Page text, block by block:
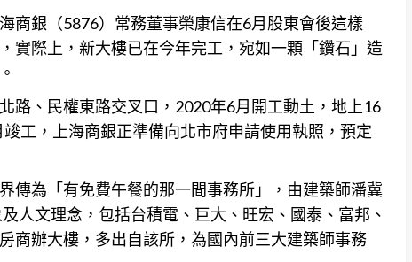
商銀（5876）常務董事榮康信在6月股東會後這樣
實際上，新大樓已在今年完工，宛如一顆「鑽石」造
路、民權東路交叉口，2020年6月開工動土，地上16
工，上海商銀正準備向北市府申請使用執照，預定
傳為「有免費午餐的那一間事務所」，由建築師潘冀
人文理念，包括台積電、巨大、旺宏、國泰、富邦、
商辦大樓，多出自該所，為國內前三大建築師事務